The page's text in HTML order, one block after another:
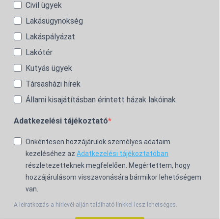
Civil ügyek
Lakásügynökség
Lakáspályázat
Lakótér
Kutyás ügyek
Társasházi hírek
Állami kisajátításban érintett házak lakóinak
Adatkezelési tájékoztató
Önkéntesen hozzájárulok személyes adataim
kezeléséhez az Adatkezelési tájékoztatóban
részletezetteknek megfelelően. Megértettem, hogy
hozzájárulásom visszavonására bármikor lehetőségem
van.
A leiratkozás a hírlevél alján található linkkel lesz lehetséges.